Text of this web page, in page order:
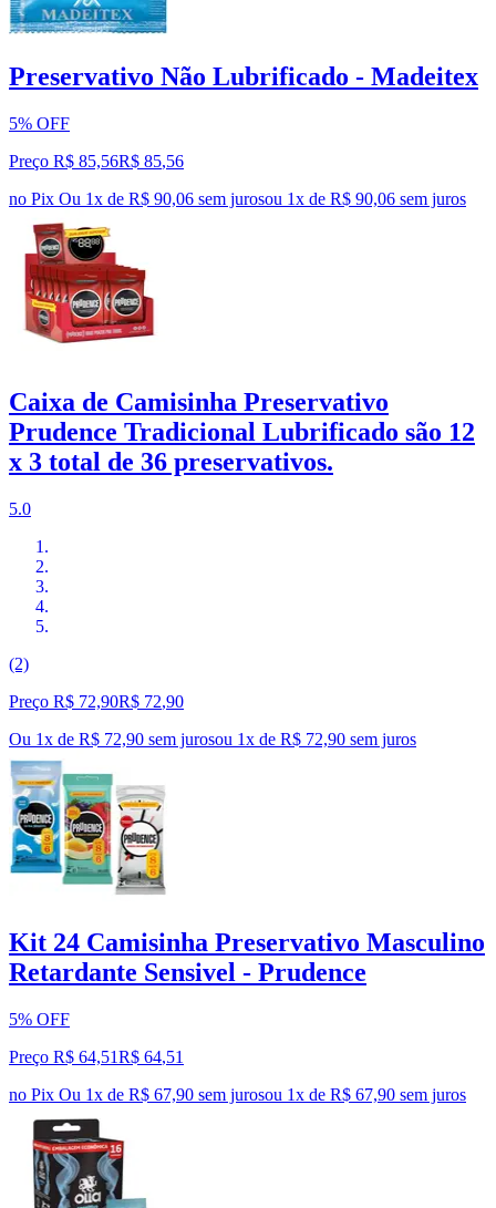
Preservativo Não Lubrificado - Madeitex
5% OFF
Preço R$ 85,56R$ 85,56
no Pix Ou 1x de R$ 90,06 sem jurosou 1x de R$ 90,06 sem juros
Caixa de Camisinha Preservativo
Prudence Tradicional Lubrificado são 12
x 3 total de 36 preservativos.
5.0
(2)
Preço R$ 72,90R$ 72,90
Ou 1x de R$ 72,90 sem jurosou 1x de R$ 72,90 sem juros
Kit 24 Camisinha Preservativo Masculino
Retardante Sensivel - Prudence
5% OFF
Preço R$ 64,51R$ 64,51
no Pix Ou 1x de R$ 67,90 sem jurosou 1x de R$ 67,90 sem juros